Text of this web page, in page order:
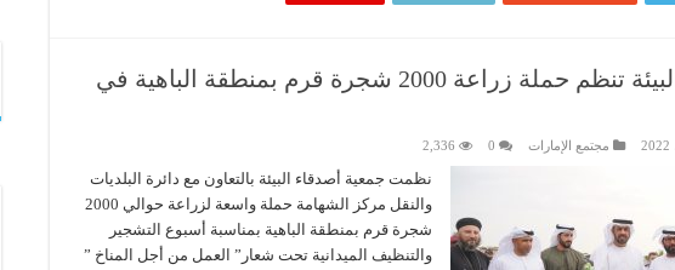
جمعية أصدقاء البيئة تنظم حملة زراعة 2000 شجرة قرم بمنطقة الباهية في
مجتمع الإمارات 0
2,336
نظمت جمعية أصدقاء البيئة بالتعاون مع دائرة البلديات
والنقل مركز الشهامة حملة واسعة لزراعة حوالي 2000
شجرة قرم بمنطقة الباهية بمناسبة أسبوع التشجير
والتنظيف الميدانية تحت شعار” العمل من أجل المناخ ”